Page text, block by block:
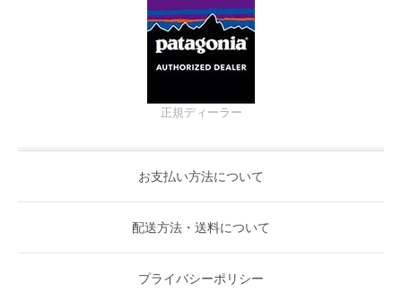
正規ディーラー
お支払い方法について
配送方法・送料について
プライバシーポリシー